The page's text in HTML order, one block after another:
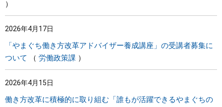
2026年4月17日
「やまぐち働き方改革アドバイザー養成講座」の受講者募集に
ついて
労働政策課
2026年4月15日
働き方改革に積極的に取り組む「誰もが活躍できるやまぐちの